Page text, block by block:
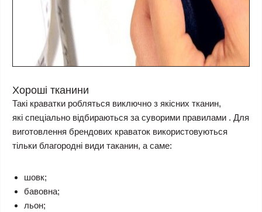
Хороші тканини
Такі краватки робляться виключно з якісних тканин,
які спеціально відбираються за суворими правилами . Для
виготовлення брендових краваток використовуються
тільки благородні види таканин, а саме:
шовк;
бавовна;
льон;